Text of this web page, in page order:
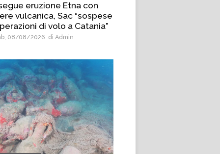
eruzione Etna con
vulcanica, Sac “sospese
di volo a Catania”
08/08/2026 di Admin